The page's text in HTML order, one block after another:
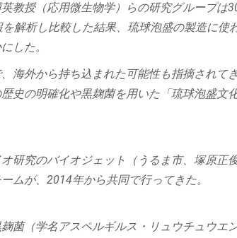
教授（応用微生物学）らの研究グループは
解析し比較した結果、琉球泡盛の製造に
した。
海外から持ち込まれた可能性も指摘されて
史の明確化や黒麹菌を用いた「琉球泡盛文
研究のバイオジェット（うるま市、塚原正
ムが、2014年から共同で行ってきた。
菌（学名アスペルギルス・リュウチュウエ